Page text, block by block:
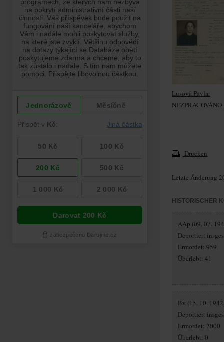
Lusová Pavla:
NEZPRACOVÁNO
Drucken
Letzte Änderung
HISTORISCHER
AAp (09. 07.
Deportiert
Ermordet: 959
Überlebt: 41
Bv (15. 10.
Deportiert
Ermordet: 2000
Überlebt: 0